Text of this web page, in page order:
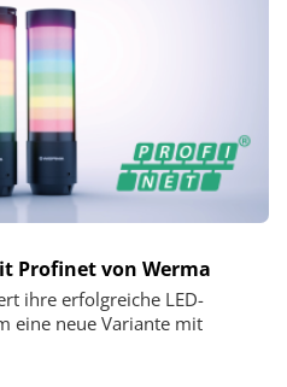
Profinet von Werma
ihre erfolgreiche LED-
eine neue Variante mit